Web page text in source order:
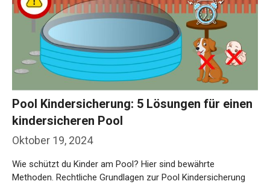
Oktober 19, 2024
Pool Kindersicherung: 5 Lösungen für einen
kindersicheren Pool
Wie schützt du Kinder am Pool? Hier sind bewährte
Methoden. Rechtliche Grundlagen zur Pool Kindersicherung